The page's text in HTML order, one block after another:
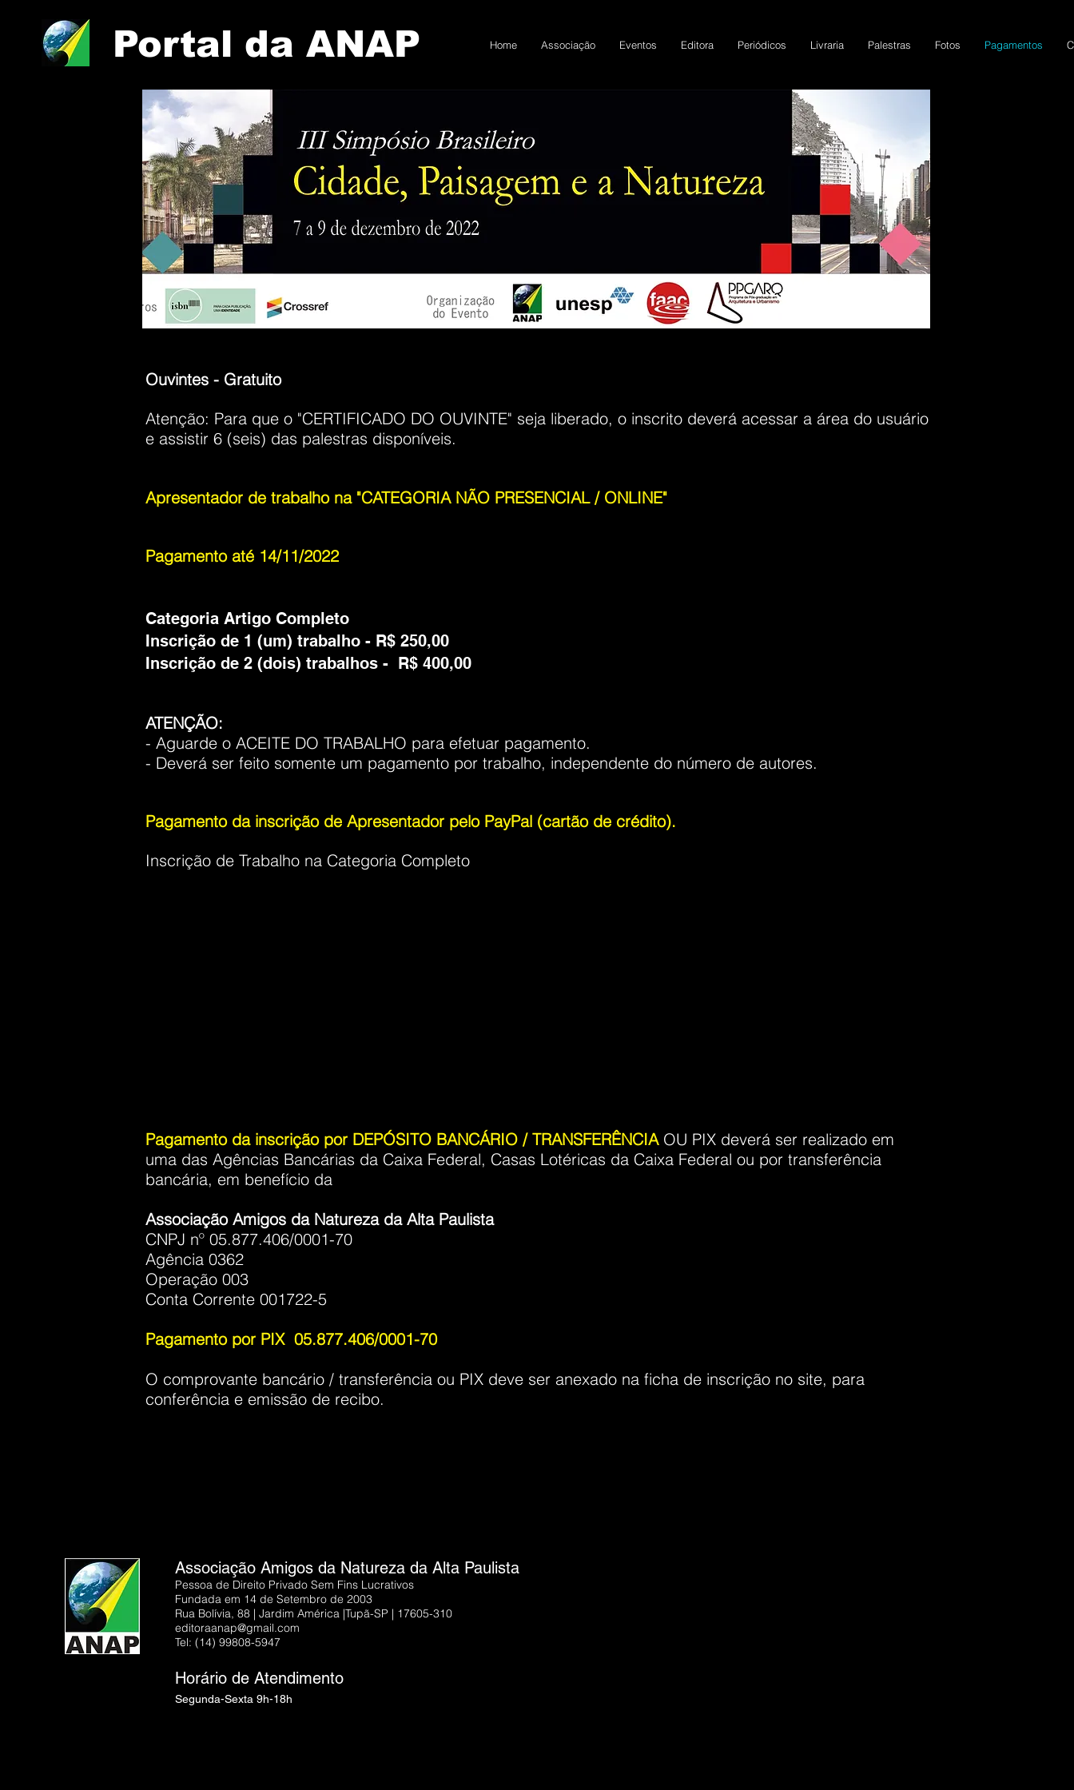
Portal da ANAP Home Associação Eventos Editora Periódicos Livraria Palestras Fotos Pagamentos
Ouvintes - Gratuito
Atenção: Para que o "CERTIFICADO DO OUVINTE" seja liberado, o inscrito deverá acessar a área do usuário
e assistir 6 (seis) das palestras disponíveis.
Apresentador de trabalho na "CATEGORIA NÃO PRESENCIAL / ONLINE"
Pagamento até 14/11/2022
Categoria Artigo Completo
Inscrição de 1 (um) trabalho - R$ 250,00
Inscrição de 2 (dois) trabalhos - R$ 400,00
ATENÇÃO:
- Aguarde o ACEITE DO TRABALHO para efetuar pagamento.
- Deverá ser feito somente um pagamento por trabalho, independente do número de autores.
Pagamento da inscrição de Apresentador pelo PayPal (cartão de crédito).
Inscrição de Trabalho na Categoria Completo
Pagamento da inscrição por DEPÓSITO BANCÁRIO / TRANSFERÊNCIA OU PIX deverá ser realizado em
uma das Agências Bancárias da Caixa Federal, Casas Lotéricas da Caixa Federal ou por transferência
bancária, em benefício da
Associação Amigos da Natureza da Alta Paulista
CNPJ nº 05.877.406/0001-70
Agência 0362
Operação 003
Conta Corrente 001722-5
Pagamento por PIX 05.877.406/0001-70
O comprovante bancário / transferência ou PIX deve ser anexado na ficha de inscrição no site, para
conferência e emissão de recibo.
Associação Amigos da Natureza da Alta Paulista
Pessoa de Direito Privado Sem Fins Lucrativos
Fundada em 14 de Setembro de 2003
Rua Bolívia, 88 | Jardim América |Tupã-SP | 17605-310
editoraanap@gmail.com
Tel: (14) 99808-5947
Horário de Atendimento
Segunda-Sexta 9h-18h